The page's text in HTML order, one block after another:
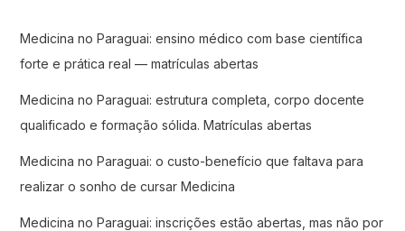
Medicina no Paraguai: ensino médico com base científica
forte e prática real — matrículas abertas
Medicina no Paraguai: estrutura completa, corpo docente
qualificado e formação sólida. Matrículas abertas
Medicina no Paraguai: o custo-benefício que faltava para
realizar o sonho de cursar Medicina
Medicina no Paraguai: inscrições estão abertas, mas não por